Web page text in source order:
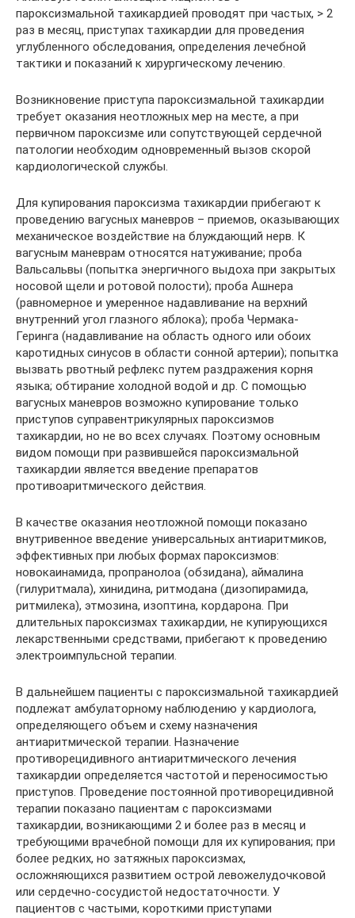
пароксизмальной тахикардией проводят при частых, > 2
раз в месяц, приступах тахикардии для проведения
углубленного обследования, определения лечебной
тактики и показаний к хирургическому лечению.
Возникновение приступа пароксизмальной тахикардии
требует оказания неотложных мер на месте, а при
первичном пароксизме или сопутствующей сердечной
патологии необходим одновременный вызов скорой
кардиологической службы.
Для купирования пароксизма тахикардии прибегают к
проведению вагусных маневров – приемов, оказывающих
механическое воздействие на блуждающий нерв. К
вагусным маневрам относятся натуживание; проба
Вальсальвы (попытка энергичного выдоха при закрытых
носовой щели и ротовой полости); проба Ашнера
(равномерное и умеренное надавливание на верхний
внутренний угол глазного яблока); проба Чермака-
Геринга (надавливание на область одного или обоих
каротидных синусов в области сонной артерии); попытка
вызвать рвотный рефлекс путем раздражения корня
языка; обтирание холодной водой и др. С помощью
вагусных маневров возможно купирование только
приступов суправентрикулярных пароксизмов
тахикардии, но не во всех случаях. Поэтому основным
видом помощи при развившейся пароксизмальной
тахикардии является введение препаратов
противоаритмического действия.
В качестве оказания неотложной помощи показано
внутривенное введение универсальных антиаритмиков,
эффективных при любых формах пароксизмов:
новокаинамида, пропранолоа (обзидана), аймалина
(гилуритмала), хинидина, ритмодана (дизопирамида,
ритмилека), этмозина, изоптина, кордарона. При
длительных пароксизмах тахикардии, не купирующихся
лекарственными средствами, прибегают к проведению
электроимпульсной терапии.
В дальнейшем пациенты с пароксизмальной тахикардией
подлежат амбулаторному наблюдению у кардиолога,
определяющего объем и схему назначения
антиаритмической терапии. Назначение
противорецидивного антиаритмического лечения
тахикардии определяется частотой и переносимостью
приступов. Проведение постоянной противорецидивной
терапии показано пациентам с пароксизмами
тахикардии, возникающими 2 и более раз в месяц и
требующими врачебной помощи для их купирования; при
более редких, но затяжных пароксизмах,
осложняющихся развитием острой левожелудочковой
или сердечно-сосудистой недостаточности. У
пациентов с частыми, короткими приступами